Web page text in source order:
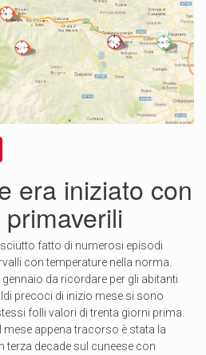
era iniziato con
fatto di numerosi episodi
con temperature nella norma.
da ricordare per gli abitanti
precoci di inizio mese si sono
folli valori di trenta giorni prima.
mese appena tracorso è stata la
decade sul cuneese con